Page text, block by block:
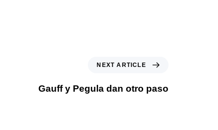
NEXT ARTICLE
Gauff y Pegula dan otro paso